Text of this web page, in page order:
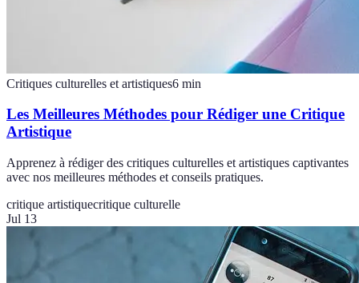
Critiques culturelles et artistiques6 min
Les Meilleures Méthodes pour Rédiger une Critique
Artistique
Apprenez à rédiger des critiques culturelles et artistiques captivantes
avec nos meilleures méthodes et conseils pratiques.
critique artistiquecritique culturelle
Jul 13